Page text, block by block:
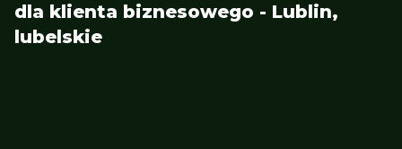
dla klienta biznesowego - Lublin,
lubelskie